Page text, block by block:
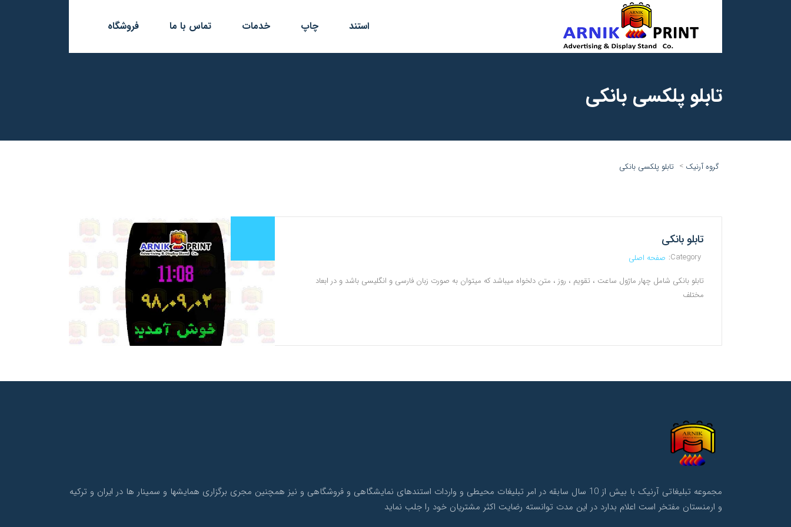
استند چاپ خدمات تماس با ما فروشگاه
تابلو پلکسی بانکی
گروه آرنیک > تابلو پلکسی بانکی
تابلو بانکی
Category: صفحه اصلی
تابلو بانکی شامل چهار ماژول ساعت ، تقویم ، روز ، متن دلخواه میباشد که میتوان به صورت زبان فارسی و انگلیسی باشد و در ابعاد
مختلف
مجموعه تبلیغاتی آرنیک با بیش از 10 سال سابقه در امر تبلیغات محیطی و واردات استندهای نمایشگاهی و فروشگاهی و نیز همچنین مجری برگزاری همایشها و سمینار ها در ایران و ترکیه
و ارمنستان مفتخر است اعلام بدارد در این مدت توانسته رضایت اکثر مشتریان خود را جلب نماید